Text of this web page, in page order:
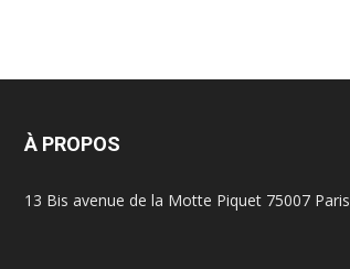
À PROPOS
13 Bis avenue de la Motte Piquet 75007 Paris